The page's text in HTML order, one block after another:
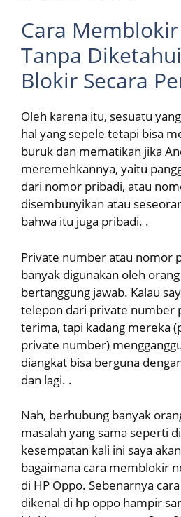
Cara
Tanpa
Blokir Secara
Oleh karena itu, sesuatu
hal yang sepele tetapi bisa
buruk dan mematikan jika
meremehkannya, yaitu
dari nomor pribadi, atau
disembunyikan atau
bahwa itu juga pribadi. .
Private number atau nomor
banyak digunakan oleh
bertanggung jawab. Kalau
telepon dari private number
terima, tapi kadang mereka
private number)
diangkat bisa berguna
dan lagi. .
Nah, berhubung banyak
masalah yang sama seperti
kesempatan kali ini saya
bagaimana cara memblokir
di HP Oppo. Sebenarnya
dikenal di hp oppo hampir